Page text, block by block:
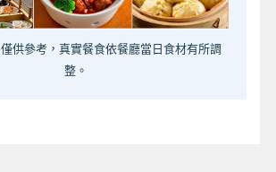
供參考，真實餐食依餐廳當日食材有所調
整。